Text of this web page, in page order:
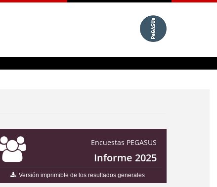
Encuestas PEGASUS
Informe 2025
Versión imprimible de los resultados generales